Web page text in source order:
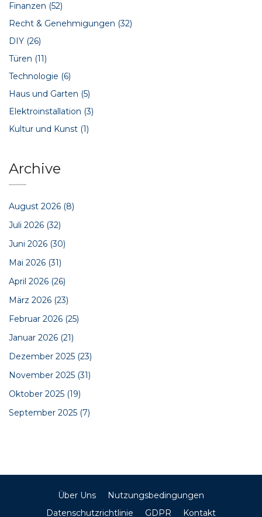
Finanzen (52)
Recht & Genehmigungen (32)
DIY (26)
Türen (11)
Technologie (6)
Haus und Garten (5)
Elektroinstallation (3)
Kultur und Kunst (1)
Archive
August 2026 (8)
Juli 2026 (32)
Juni 2026 (30)
Mai 2026 (31)
April 2026 (26)
März 2026 (23)
Februar 2026 (25)
Januar 2026 (21)
Dezember 2025 (23)
November 2025 (31)
Oktober 2025 (19)
September 2025 (7)
Über Uns
Nutzungsbedingungen
Datenschutzrichtlinie
GDPR Kontakt